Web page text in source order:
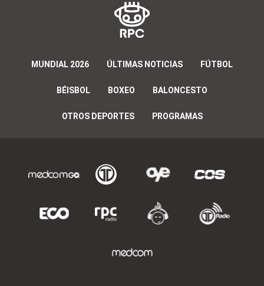
MUNDIAL 2026 ÚLTIMAS NOTICIAS FÚTBOL
BÉISBOL BOXEO BALONCESTO
OTROS DEPORTES PROGRAMAS